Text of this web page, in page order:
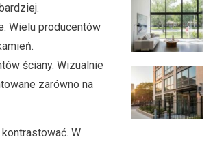
Wielu producentów
ściany. Wizualnie
zarówno na
W